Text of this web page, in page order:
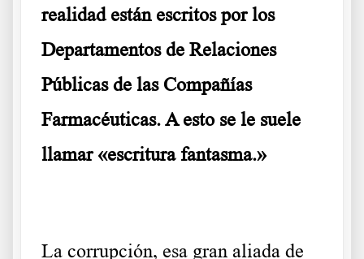
realidad están escritos por los
Departamentos de Relaciones
Públicas de las Compañías
Farmacéuticas. A esto se le suele
llamar «escritura fantasma.»
La corrupción, esa gran aliada de